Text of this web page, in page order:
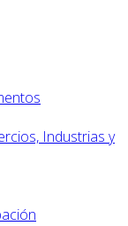
Industrias y